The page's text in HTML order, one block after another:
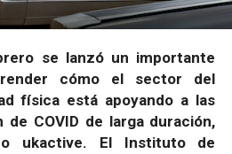
se lanzó un importante
cómo el sector del
física está apoyando a las
COVID de larga duración,
ukactive. El Instituto de